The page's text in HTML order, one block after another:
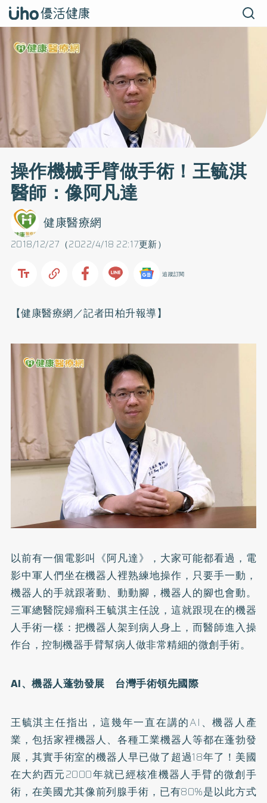
操作機械手臂做手術！王毓淇
醫師：像阿凡達
2018/12/27（2022/4/18 22:17更新）
健康醫療網
追蹤訂閱
【健康醫療網／記者田柏升報導】
以前有一個電影叫《阿凡達》，大家可能都看過，電
影中軍人們坐在機器人裡熟練地操作，只要手一動，
機器人的手就跟著動、動動腳，機器人的腳也會動。
三軍總醫院婦瘤科王毓淇主任說，這就跟現在的機器
人手術一樣：把機器人架到病人身上，而醫師進入操
作台，控制機器手臂幫病人做非常精細的微創手術。
AI、機器人蓬勃發展 台灣手術領先國際
王毓淇主任指出，這幾年一直在講的AI、機器人產
業，包括家裡機器人、各種工業機器人等都在蓬勃發
展，其實手術室的機器人早已做了超過18年了！美國
在大約西元2000年就已經核准機器人手臂的微創手
術，在美國尤其像前列腺手術，已有80%是以此方式